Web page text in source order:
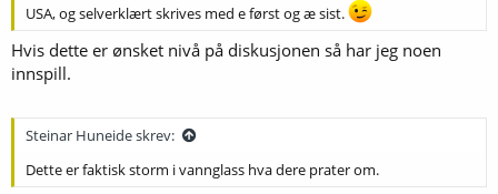
USA, og selverklært skrives med e først og æ sist.
Hvis dette er ønsket nivå på diskusjonen så har jeg noen
innspill.
Steinar Huneide skrev:
Dette er faktisk storm i vannglass hva dere prater om.